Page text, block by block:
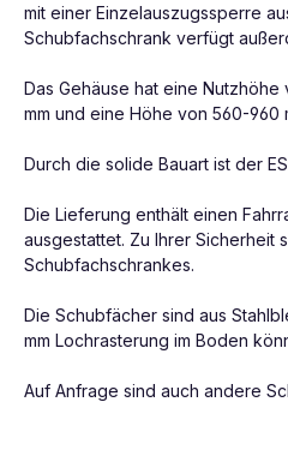
mit einer Einzelauszugssperre
Schubfachschrank verfügt
Das Gehäuse hat eine
mm und eine Höhe von 560-960
Durch die solide Bauart ist der
Die Lieferung enthält einen
ausgestattet. Zu Ihrer Sicherheit
Schubfachschrankes.
Die Schubfächer sind aus
mm Lochrasterung im Boden
Auf Anfrage sind auch andere